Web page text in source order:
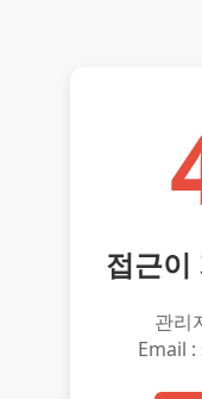
접근이
관리
Email